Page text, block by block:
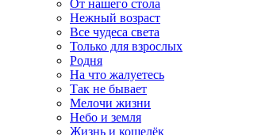
От нашего стола
Нежный возраст
Все чудеса света
Только для взрослых
Родня
На что жалуетесь
Так не бывает
Мелочи жизни
Небо и земля
Жизнь и кошелёк